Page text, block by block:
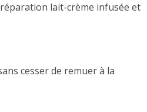
lait-crème infusée et
cesser de remuer à la